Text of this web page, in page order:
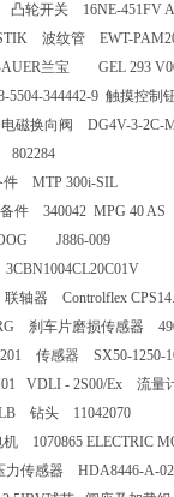
轮开关 16NE-451FV
波纹管 EWT-
兰宝 GEL 293
5504-344442-9 触摸控
磁换向阀 DG4V-3-2C-
MTP 300i-SIL
件 340042 MPG 40 AS
J886-009
轴器 Controlflex
刹车片磨损传感器
传感器 SX50-1250-
VDLI - 2S00/Ex 流量
钻头 11042070
1070865 ELECTRIC
传感器 HDA8446-A-